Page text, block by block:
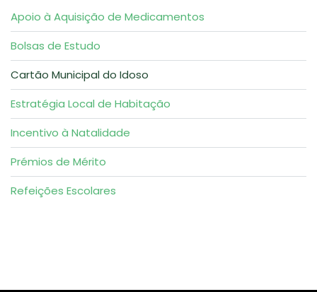
Apoio à Aquisição de Medicamentos
Bolsas de Estudo
Cartão Municipal do Idoso
Estratégia Local de Habitação
Incentivo à Natalidade
Prémios de Mérito
Refeições Escolares